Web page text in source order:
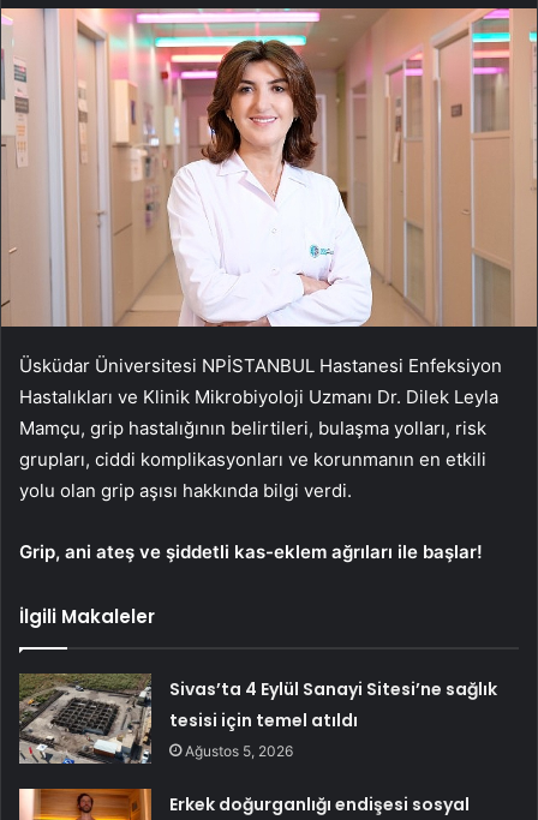
Üsküdar Üniversitesi NPİSTANBUL Hastanesi Enfeksiyon
Hastalıkları ve Klinik Mikrobiyoloji Uzmanı Dr. Dilek Leyla
Mamçu, grip hastalığının belirtileri, bulaşma yolları, risk
grupları, ciddi komplikasyonları ve korunmanın en etkili
yolu olan grip aşısı hakkında bilgi verdi.
Grip, ani ateş ve şiddetli kas-eklem ağrıları ile başlar!
İlgili Makaleler
Sivas’ta 4 Eylül Sanayi Sitesi’ne sağlık
tesisi için temel atıldı
Ağustos 5, 2026
Erkek doğurganlığı endişesi sosyal